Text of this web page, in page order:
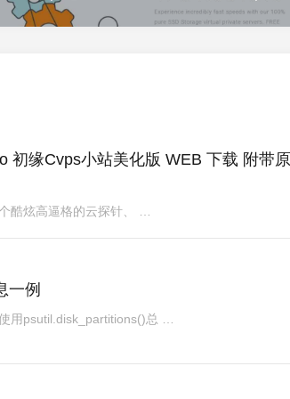
初缘Cvps小站美化版 WEB 下载 附带
酷炫高逼格的云探针、 …
一例
用psutil.disk_partitions()总 …